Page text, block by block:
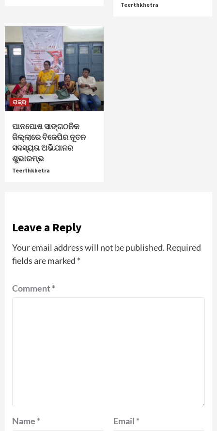
Teerthkhetra
ରାଜ୍ୟ
ପାନପୋଷ ସାଙ୍ଗଠନିକ
ଜିଲ୍ଲାରେ ବିଜେପିର ନୂତନ
ସଦସ୍ୟତା ଅଭିଯାନର
ଶୁଭାରମ୍ଭ
Teerthkhetra
Leave a Reply
Your email address will not be published. Required
fields are marked *
Comment*
Name * Email *